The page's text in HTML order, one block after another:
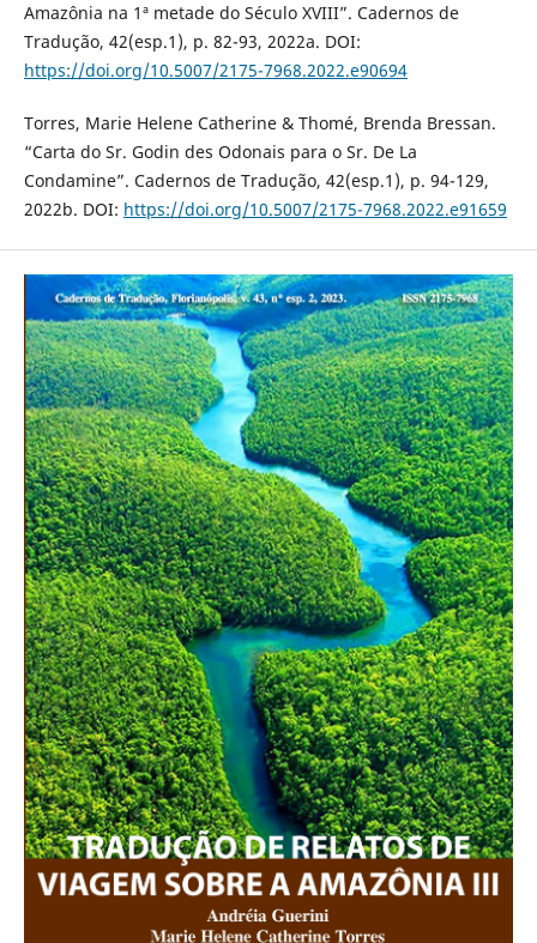
Amazônia na 1ª metade do Século XVIII”. Cadernos de
Tradução, 42(esp.1), p. 82-93, 2022a. DOI:
https://doi.org/10.5007/2175-7968.2022.e90694
Torres, Marie Helene Catherine & Thomé, Brenda Bressan.
“Carta do Sr. Godin des Odonais para o Sr. De La
Condamine”. Cadernos de Tradução, 42(esp.1), p. 94-129,
2022b. DOI: https://doi.org/10.5007/2175-7968.2022.e91659